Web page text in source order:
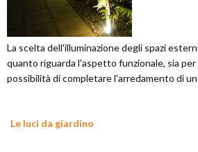
La scelta dell'illuminazione degli spazi
quanto riguarda l'aspetto funzionale, sia
possibilità di completare l'arredamento di
Le luci da giardino